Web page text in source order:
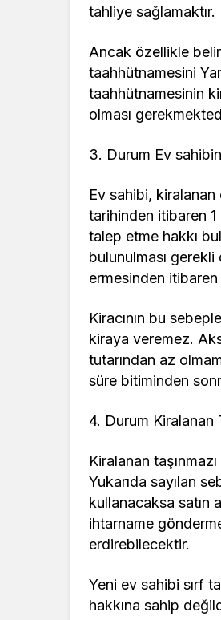
tahliye sağlamaktır.
Ancak özellikle
taahhütnamesini
taahhütnamesinin
olması
3. Durum Ev
Ev sahibi,
tarihinden itibaren
talep etme hakkı
bulunulması
ermesinden itibaren
Kiracının bu
kiraya veremez.
tutarından az
süre bitiminden
4. Durum Kiralanan
Kiralanan
Yukarıda sayılan
kullanacaksa satın
ihtarname
erdirebilecektir.
Yeni ev sahibi sırf
hakkına sahip